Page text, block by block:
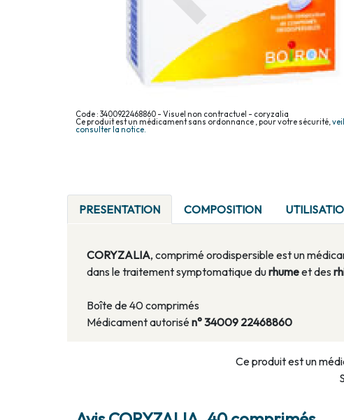
Code : 3400922468860 - Visuel non contractuel - coryzalia
Ce produit est un médicament sans ordonnance , pour votre sécurité,
consulter la notice.
PRESENTATION COMPOSITION
CORYZALIA, comprimé orodispersible est un
dans le traitement symptomatique durhumeet des
Boîte de 40 comprimés
Médicament autorisén° 34009 22468860
Ce produit est un